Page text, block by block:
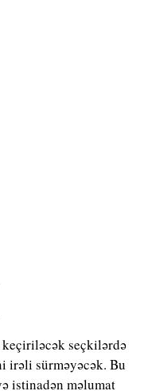
seçkilərdə
irəli sürməyəcək. Bu
istinadən məlumat